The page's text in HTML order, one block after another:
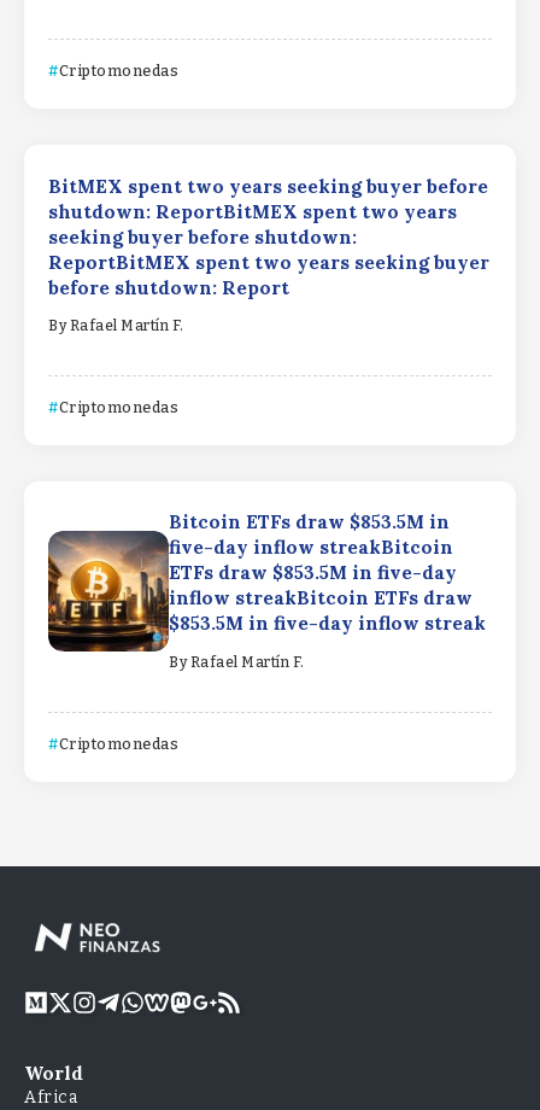
Criptomonedas
BitMEX spent two years seeking buyer before
shutdown: ReportBitMEX spent two years
seeking buyer before shutdown:
ReportBitMEX spent two years seeking buyer
before shutdown: Report
By Rafael Martín F.
Criptomonedas
Bitcoin ETFs draw $853.5M in
five-day inflow streakBitcoin
ETFs draw $853.5M in five-day
inflow streakBitcoin ETFs draw
$853.5M in five-day inflow streak
By Rafael Martín F.
Criptomonedas
World
Africa